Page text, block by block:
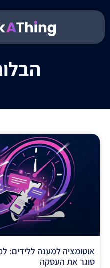
אוטומציה למענה ללידים:
סוגר את העסקה